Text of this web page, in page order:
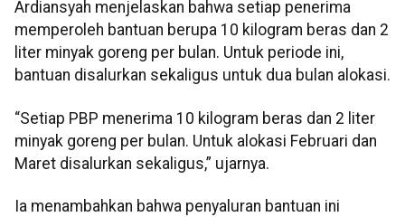
Ardiansyah menjelaskan bahwa setiap penerima
memperoleh bantuan berupa 10 kilogram beras dan 2
liter minyak goreng per bulan. Untuk periode ini,
bantuan disalurkan sekaligus untuk dua bulan alokasi.
“Setiap PBP menerima 10 kilogram beras dan 2 liter
minyak goreng per bulan. Untuk alokasi Februari dan
Maret disalurkan sekaligus,” ujarnya.
Ia menambahkan bahwa penyaluran bantuan ini